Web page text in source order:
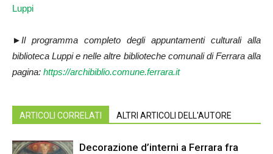
Luppi
►Il programma completo degli appuntamenti culturali alla
biblioteca Luppi e nelle altre biblioteche comunali di Ferrara alla
pagina: https://archibiblio.comune.ferrara.it
ARTICOLI CORRELATI ALTRI ARTICOLI DELL'AUTORE
Decorazione d’interni a Ferrara fra